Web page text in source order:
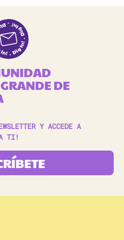
DE
Y ACCEDE A
TI!